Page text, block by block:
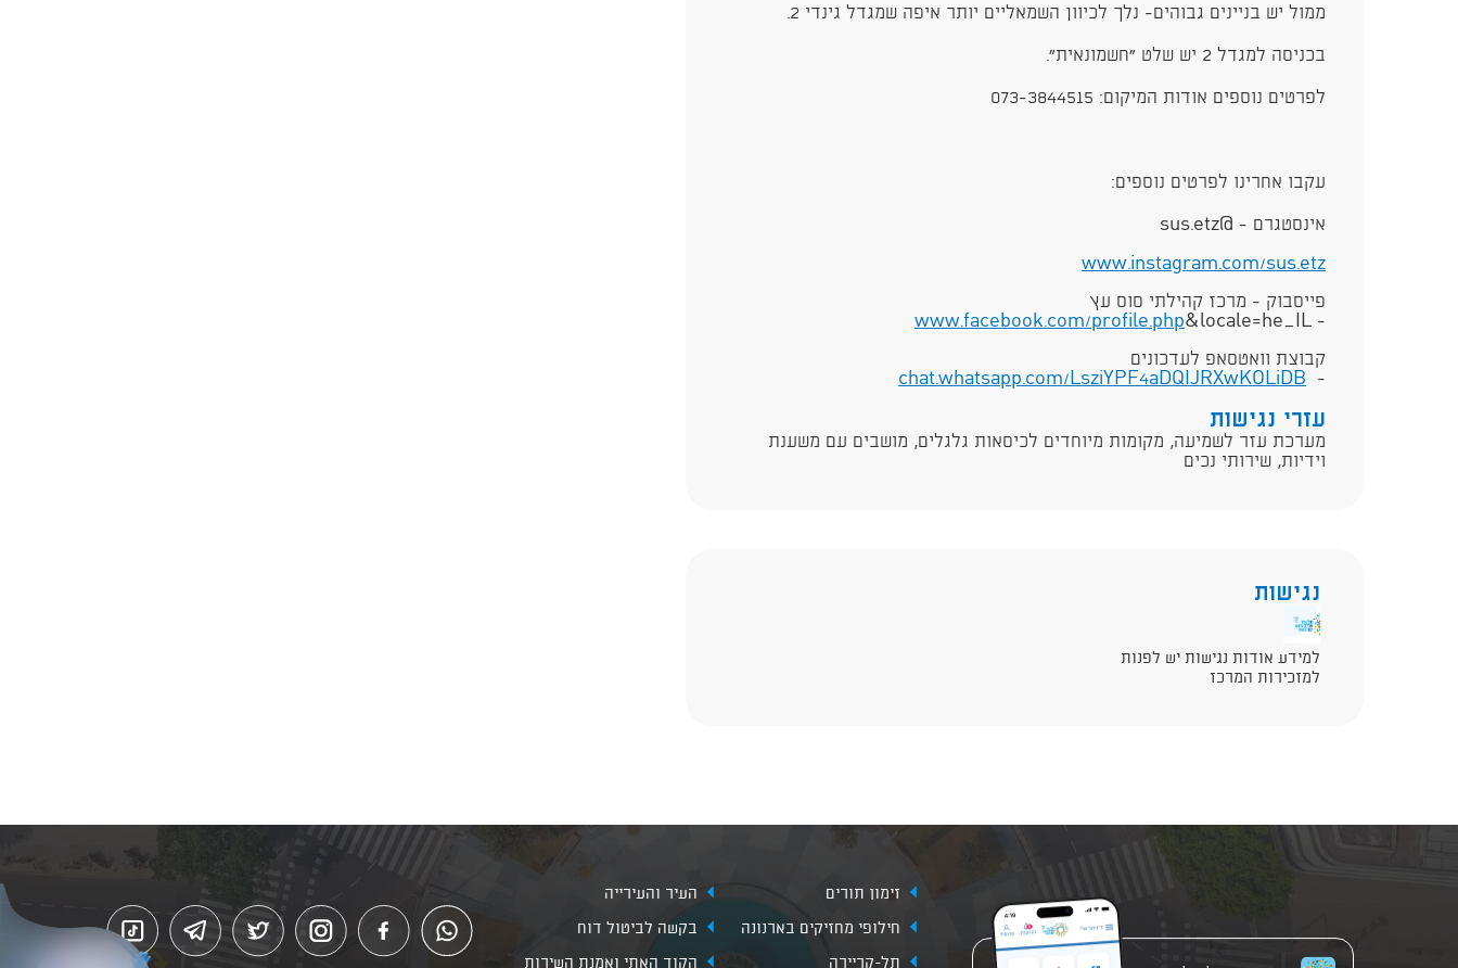
ממול יש בניינים גבוהים- נלך לכיוון השמאליים יותר איפה שמגדל גינדי 2.
בכניסה למגדל 2 יש שלט ״חשמונאית״.
לפרטים נוספים אודות המיקום: 073-3844515
עקבו אחרינו לפרטים נוספים:
אינסטגרם - @sus.etz
www.instagram.com/sus.etz
פייסבוק - מרכז קהילתי סוס עץ
-
www.facebook.com/profile.php&locale=he_IL
קבוצת וואטסאפ לעדכונים
-
chat.whatsapp.com/LsziYPF4aDQIJRXwKOLiDB
עזרי נגישות
מערכת עזר לשמיעה, מקומות מיוחדים לכיסאות גלגלים, מושבים עם משענת
וידיות, שירותי נכים
נגישות
למידע אודות נגישות יש לפנות
למזכירות המרכז
זימון תורים
העיר והעירייה
חילופי מחזיקים בארנונה
בקשה לביטול דוח
תל-קריירה
הקוד האתי ואמנת השירות